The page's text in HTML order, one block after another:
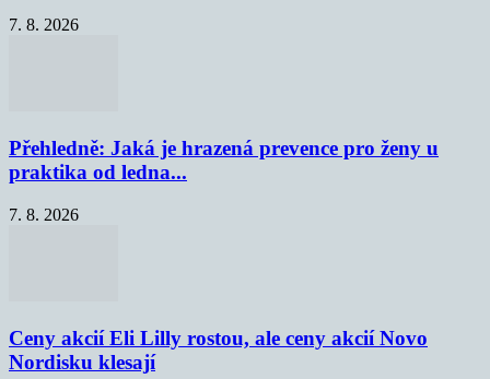
7. 8. 2026
Přehledně: Jaká je hrazená prevence pro ženy u
praktika od ledna...
7. 8. 2026
Ceny akcií Eli Lilly rostou, ale ceny akcií Novo
Nordisku klesají